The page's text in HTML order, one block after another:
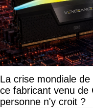
La crise mondiale
ce fabricant venu de
personne n'y croit ?